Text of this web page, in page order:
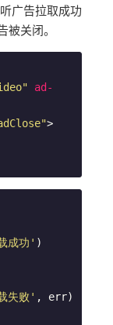
广告拉取成功
关闭。
ad-
>
成功' )
失败' , err)